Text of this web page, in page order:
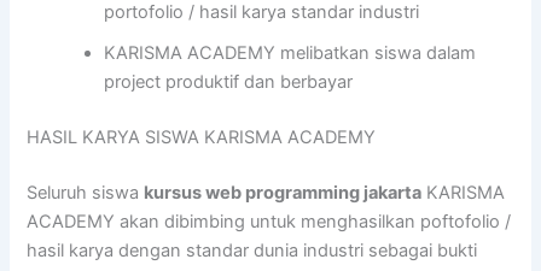
portofolio / hasil karya standar industri
KARISMA ACADEMY melibatkan siswa dalam
project produktif dan berbayar
HASIL KARYA SISWA KARISMA ACADEMY
Seluruh siswa kursus web programming jakarta KARISMA
ACADEMY akan dibimbing untuk menghasilkan poftofolio /
hasil karya dengan standar dunia industri sebagai bukti